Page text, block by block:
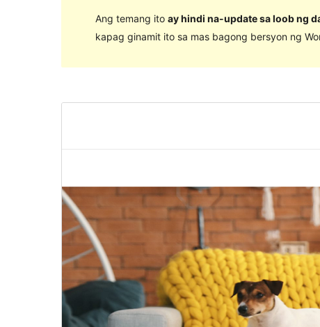
Ang temang ito ay hindi na-update sa loob ng
kapag ginamit ito sa mas bagong bersyon ng